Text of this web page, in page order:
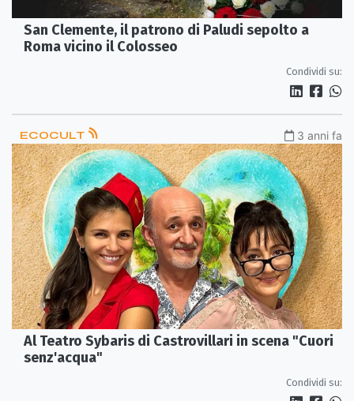
San Clemente, il patrono di Paludi sepolto a
Roma vicino il Colosseo
Condividi su:
ECOCULT 3 anni fa
Al Teatro Sybaris di Castrovillari in scena "Cuori
senz'acqua"
Condividi su: